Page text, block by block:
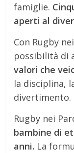
famiglie.
aperti al
Con Rugby
possibilità di
valori che
la disciplina,
divertimento.
Rugby nei
bambine di
anni. La